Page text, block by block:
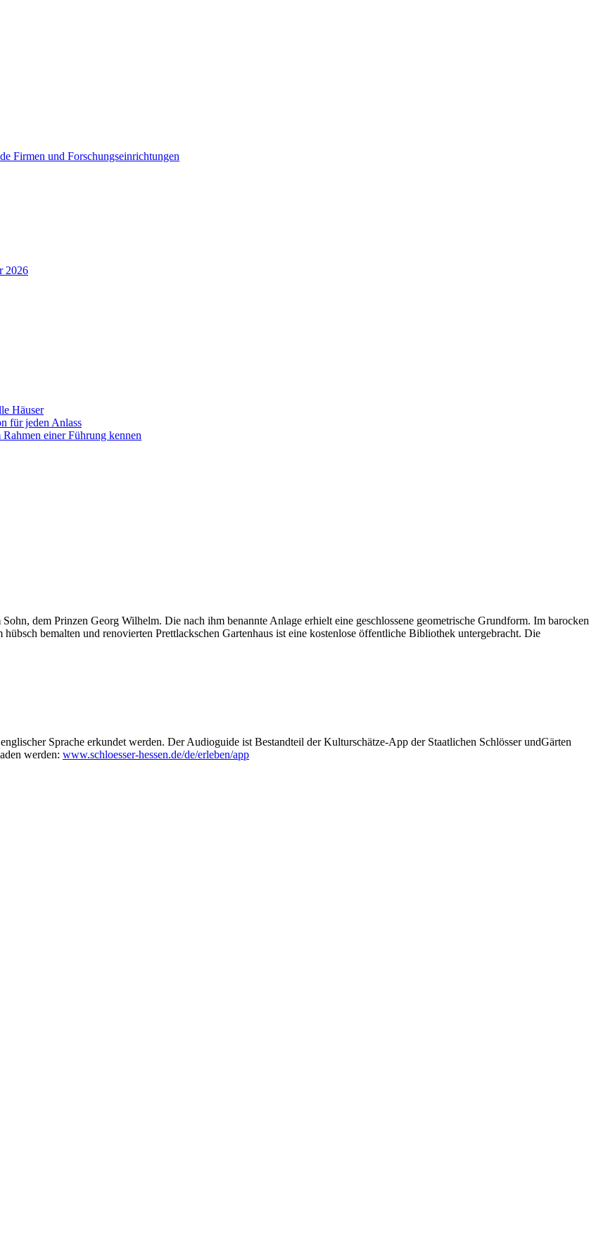
Firmen und Forschungseinrichtungen
2026
Häuser
für jeden Anlass
einer Führung kennen
dem Prinzen Georg Wilhelm. Die nach ihm benannte Anlage erhielt eine geschlossene geometrische Grundform. Im barocken
bemalten und renovierten Prettlackschen Gartenhaus ist eine kostenlose öffentliche Bibliothek untergebracht. Die
Sprache erkundet werden. Der Audioguide ist Bestandteil der Kulturschätze-App der Staatlichen Schlösser undGärten
werden: www.schloesser-hessen.de/de/erleben/app